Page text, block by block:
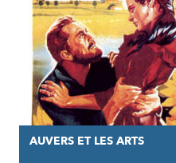
AUVERS ET LES ARTS